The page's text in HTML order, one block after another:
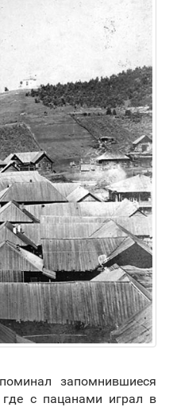
запомнившиеся
с пацанами играл в